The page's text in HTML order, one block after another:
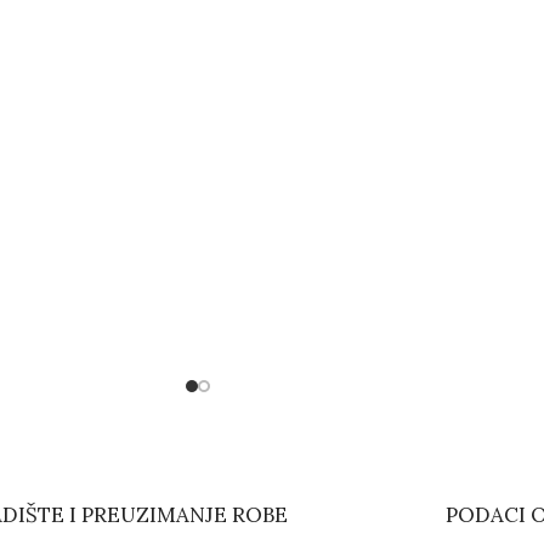
I PREUZIMANJE ROBE PODACI